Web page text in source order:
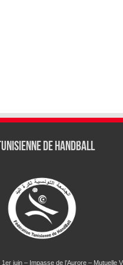
de Handball
juin – Impasse de l’Aurore – Mutuelle